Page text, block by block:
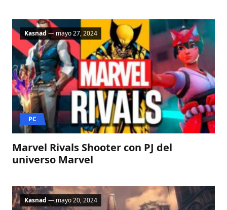
Marvel Rivals Shooter con PJ del
universo Marvel​
PC
Kasnad — mayo 27, 2024
Kasnad — mayo 20, 2024